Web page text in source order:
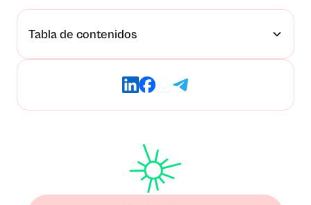
Tabla de contenidos